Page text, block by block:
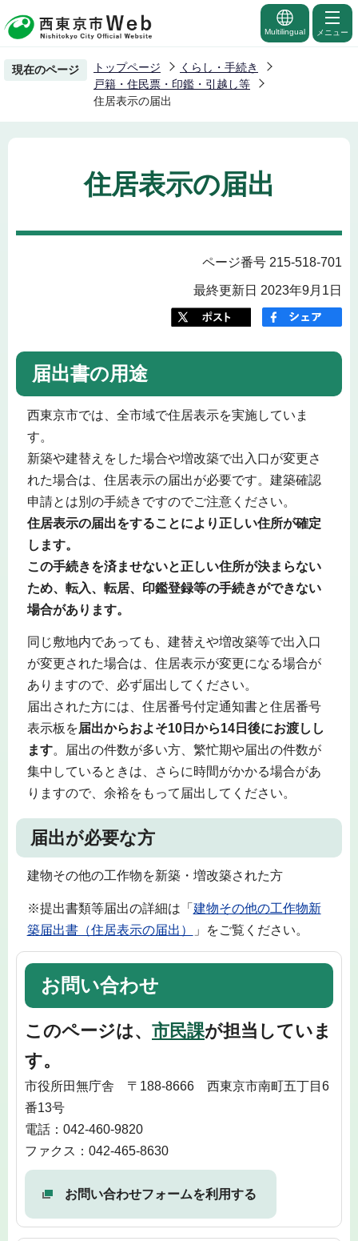
の
ー
の
先
Multilingual メニュー
現在のページ トップページ
くらし・手続き
戸籍・住民票・印鑑・引越し等
住居表示の届出
住居表示の届出
ページ番号 215-518-701
最終更新日 2023年9月1日
届出書の用途
西東京市では、全市域で住居表示を実施していま
す。
新築や建替えをした場合や増改築で出入口が変更さ
れた場合は、住居表示の届出が必要です。建築確認
申請とは別の手続きですのでご注意ください。
住居表示の届出をすることにより正しい住所が確定
します。
この手続きを済ませないと正しい住所が決まらない
ため、転入、転居、印鑑登録等の手続きができない
場合があります。
同じ敷地内であっても、建替えや増改築等で出入口
が変更された場合は、住居表示が変更になる場合が
ありますので、必ず届出してください。
届出された方には、住居番号付定通知書と住居番号
表示板を届出からおよそ10日から14日後にお渡しし
ます。届出の件数が多い方、繁忙期や届出の件数が
集中しているときは、さらに時間がかかる場合があ
りますので、余裕をもって届出してください。
届出が必要な方
建物その他の工作物を新築・増改築された方
※提出書類等届出の詳細は「 建物その他の工作物新
築届出書（住居表示の届出）
」をご覧ください。
お問い合わせ
このページは、 市民課が担当していま
す。
市役所田無庁舎 〒188-8666 西東京市南町五丁目6
番13号
電話：042-460-9820
ファクス：042-465-8630
お問い合わせフォームを利用する